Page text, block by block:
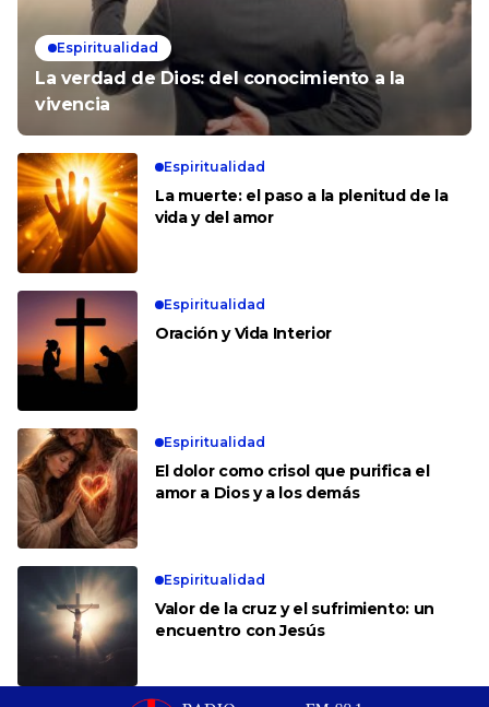
Espiritualidad
La verdad de Dios: del conocimiento a la
vivencia
Espiritualidad
La muerte: el paso a la plenitud de la
vida y del amor
Espiritualidad
Oración y Vida Interior
Espiritualidad
El dolor como crisol que purifica el
amor a Dios y a los demás
Espiritualidad
Valor de la cruz y el sufrimiento: un
encuentro con Jesús